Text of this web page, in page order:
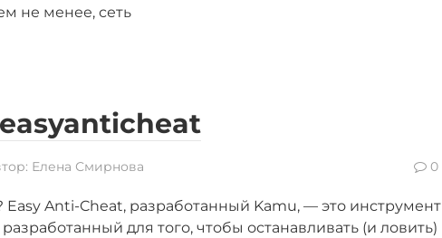
не менее, сеть
Елена Смирнова 0
Easy Anti-Cheat, разработанный Kamu, — это инструмент
для того, чтобы останавливать (и ловить)